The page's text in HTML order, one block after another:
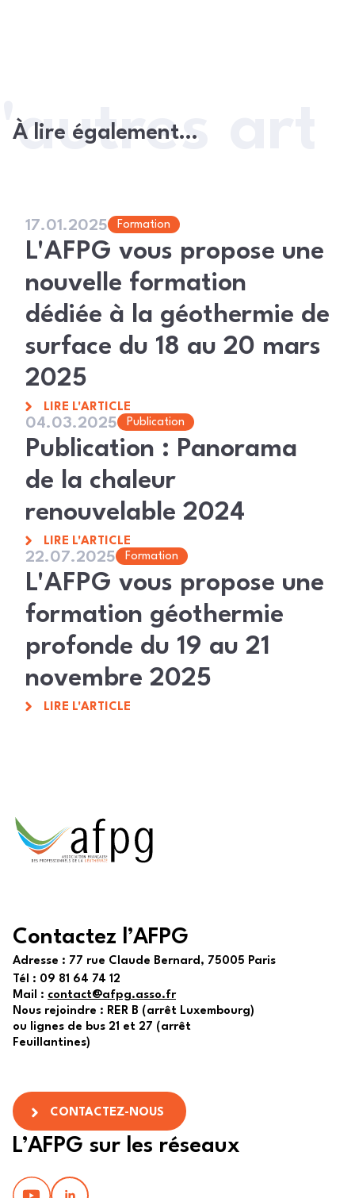
À lire également…
17.01.2025 Formation
L'AFPG vous propose une
nouvelle formation
dédiée à la géothermie de
surface du 18 au 20 mars
2025
LIRE L'ARTICLE
04.03.2025 Publication
Publication : Panorama
de la chaleur
renouvelable 2024
LIRE L'ARTICLE
22.07.2025 Formation
L'AFPG vous propose une
formation géothermie
profonde du 19 au 21
novembre 2025
LIRE L'ARTICLE
Contactez l’AFPG
Adresse : 77 rue Claude Bernard, 75005 Paris
Tél : 09 81 64 74 12
Mail : contact@afpg.asso.fr
Nous rejoindre : RER B (arrêt Luxembourg)
ou lignes de bus 21 et 27 (arrêt
Feuillantines)
CONTACTEZ-NOUS
L’AFPG sur les réseaux